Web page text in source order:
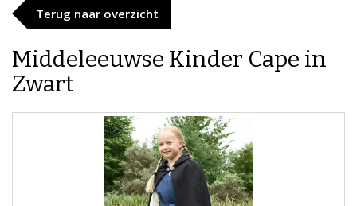
Terug naar overzicht
Middeleeuwse Kinder Cape in
Zwart